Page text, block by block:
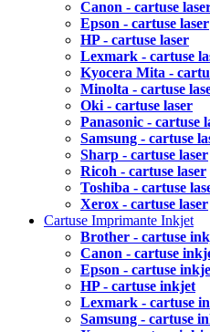
Canon - cartuse
Epson - cartuse laser
HP - cartuse laser
Lexmark - cartuse
Kyocera Mita -
Minolta - cartuse
Oki - cartuse laser
Panasonic - cartuse
Samsung - cartuse
Sharp - cartuse laser
Ricoh - cartuse laser
Toshiba - cartuse
Xerox - cartuse laser
Cartuse Imprimante Inkjet
Brother - cartuse
Canon - cartuse
Epson - cartuse
HP - cartuse inkjet
Lexmark - cartuse
Samsung - cartuse